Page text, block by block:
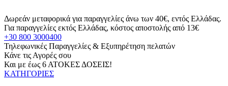
Δωρεάν μεταφορικά για παραγγελίες άνω των 40€, εντός Ελλάδας.
Για παραγγελίες εκτός Ελλάδας, κόστος αποστολής από 13€
+30 800 3000400
Τηλεφωνικές Παραγγελίες & Εξυπηρέτηση πελατών
Κάνε τις Αγορές σου
Και με έως 6 ΑΤΟΚΕΣ ΔΟΣΕΙΣ!
ΚΑΤΗΓΟΡΙΕΣ